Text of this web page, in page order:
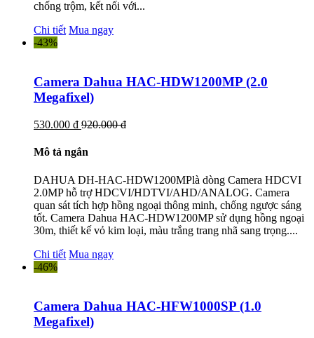
chống trộm, kết nối với...
Chi tiết Mua ngay
-43%
Camera Dahua HAC-HDW1200MP (2.0
Megafixel)
530.000 đ 920.000 đ
Mô tả ngắn
DAHUA DH-HAC-HDW1200MPlà dòng Camera HDCVI
2.0MP hỗ trợ HDCVI/HDTVI/AHD/ANALOG. Camera
quan sát tích hợp hồng ngoại thông minh, chống ngược sáng
tốt. Camera Dahua HAC-HDW1200MP sử dụng hồng ngoại
30m, thiết kế vỏ kim loại, màu trắng trang nhã sang trọng....
Chi tiết Mua ngay
-46%
Camera Dahua HAC-HFW1000SP (1.0
Megafixel)